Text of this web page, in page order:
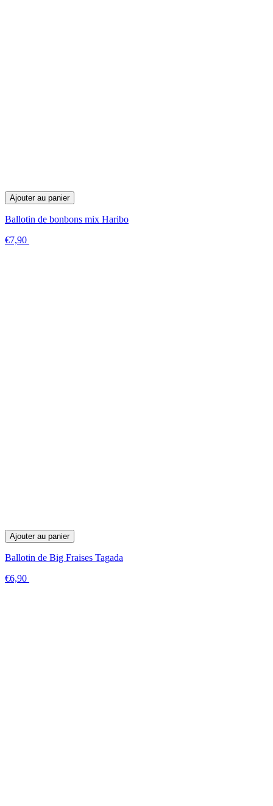
Ajouter au panier
Ballotin de bonbons mix Haribo
€7,90
Ajouter au panier
Ballotin de Big Fraises Tagada
€6,90